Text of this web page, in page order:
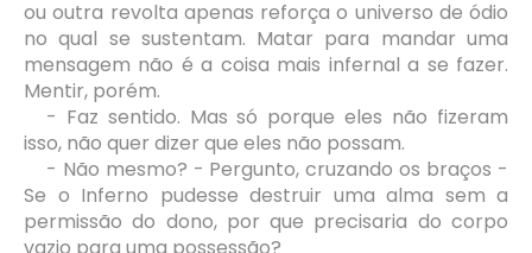
ou outra revolta apenas reforça o universo de ódio
no qual se sustentam. Matar para mandar uma
mensagem não é a coisa mais infernal a se fazer.
Mentir, porém.
- Faz sentido. Mas só porque eles não fizeram
isso, não quer dizer que eles não possam.
- Não mesmo? - Pergunto, cruzando os braços -
Se o Inferno pudesse destruir uma alma sem a
permissão do dono, por que precisaria do corpo